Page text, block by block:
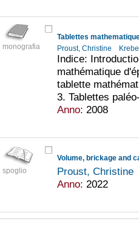
monografia
Tablettes
Proust, Christine
Indice:
mathématique
tablette
3. Tablettes
Anno: 2008
spoglio
Proust, Christine
Anno: 2022